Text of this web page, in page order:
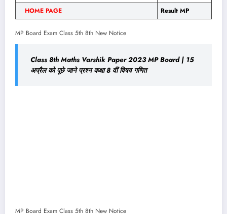
HOME PAGE
Result MP
MP Board Exam Class 5th 8th New Notice
Class 8th Maths Varshik Paper 2023 MP Board | 15
अप्रैल को पूछे जाने प्रश्न कक्षा 8 वीं विषय गणित
MP Board Exam Class 5th 8th New Notice